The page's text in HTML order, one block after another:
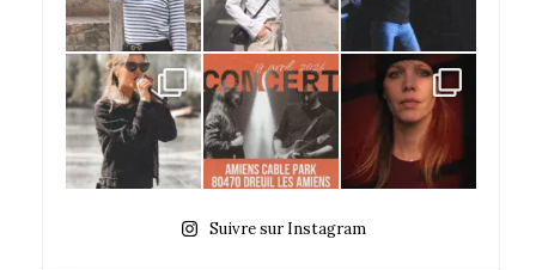
Suivre sur Instagram